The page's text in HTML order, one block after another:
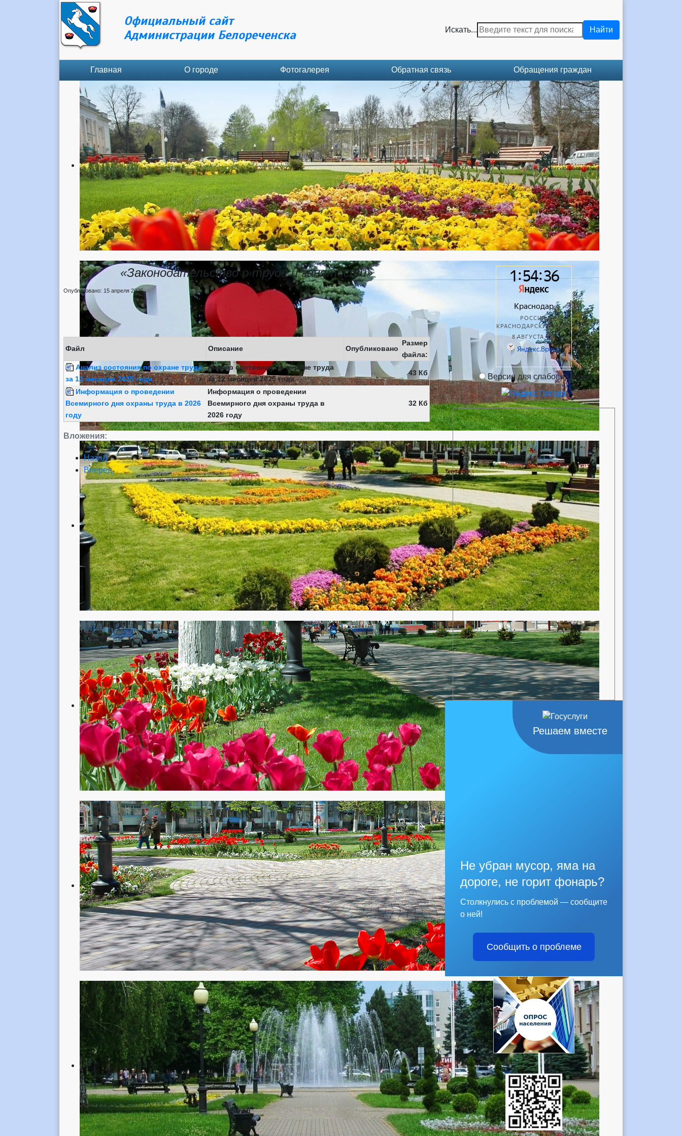
Официальный сайт
Администрации Белореченска
Искать... Найти
Главная О городе Фотогалерея Обратная связь Обращения граждан
«Законодательство о труде и занятости»
Опубликовано: 15 апреля 2026
Вложения:
Файл Описание Опубликовано
Размер
файла:
Анализ состояния по охране труда
за 12 месяцев 2025 года
Анализ состояния по охране труда
за 12 месяцев 2025 года
43 Кб
Информация о проведении
Всемирного дня охраны труда в 2026
году
Информация о проведении
Всемирного дня охраны труда в
2026 году
32 Кб
Назад
Вперед
Версия для слабовидящих
Решаем вместе
Не убран мусор, яма на
дороге, не горит фонарь?
Столкнулись с проблемой — сообщите
о ней!
Сообщить о проблеме